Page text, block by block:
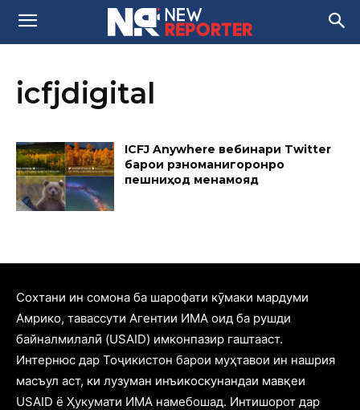
icfjdigital
ICFJ Anywhere вебинари Twitter
барои рӯзноманигоронро
пешниҳод менамояд
Cохтани ин сомона ба шарофати кӯмаки мардуми
Амрико, тавассути Агентии ИМА оид ба рушди
байналмилалӣ (USAID) имконпазир гаштааст.
Интернюс дар Тоҷикистон барои муҳтавои ин нашрия
масъул аст, ки лузуман инъикоскунандаи мавқеи
USAID ё Ҳукумати ИМА намебошад. Интишорот дар